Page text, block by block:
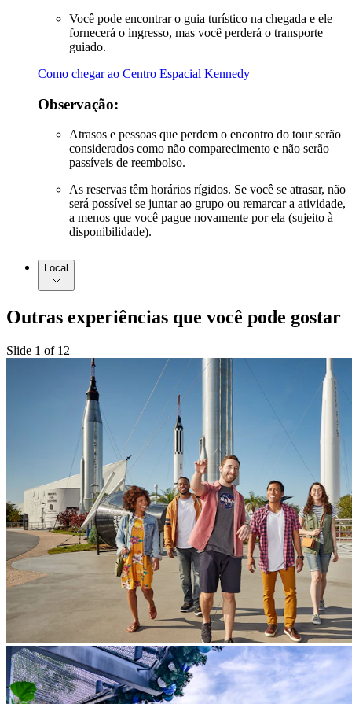
Você pode encontrar o guia turístico na chegada e ele
fornecerá o ingresso, mas você perderá o transporte
guiado.
Como chegar ao Centro Espacial Kennedy
Observação:
Atrasos e pessoas que perdem o encontro do tour serão
considerados como não comparecimento e não serão
passíveis de reembolso.
As reservas têm horários rígidos. Se você se atrasar, não
será possível se juntar ao grupo ou remarcar a atividade,
a menos que você pague novamente por ela (sujeito à
disponibilidade).
Local
Outras experiências que você pode gostar
Slide 1 of 12